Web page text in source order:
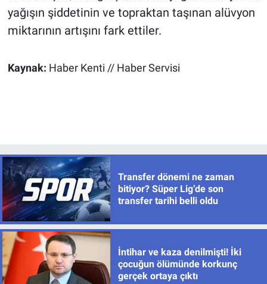
yağışın şiddetinin ve topraktan taşınan alüvyon
miktarının artışını fark ettiler.
Kaynak: Haber Kenti // Haber Servisi
Transfer dönemi ne zaman
bitiyor? Süper Lig’de son
transfer tarihi belli oldu
İntihar ve kaza denilmişti! İki
çocuğun ölümünde korkunç
gerçek ortaya çıktı